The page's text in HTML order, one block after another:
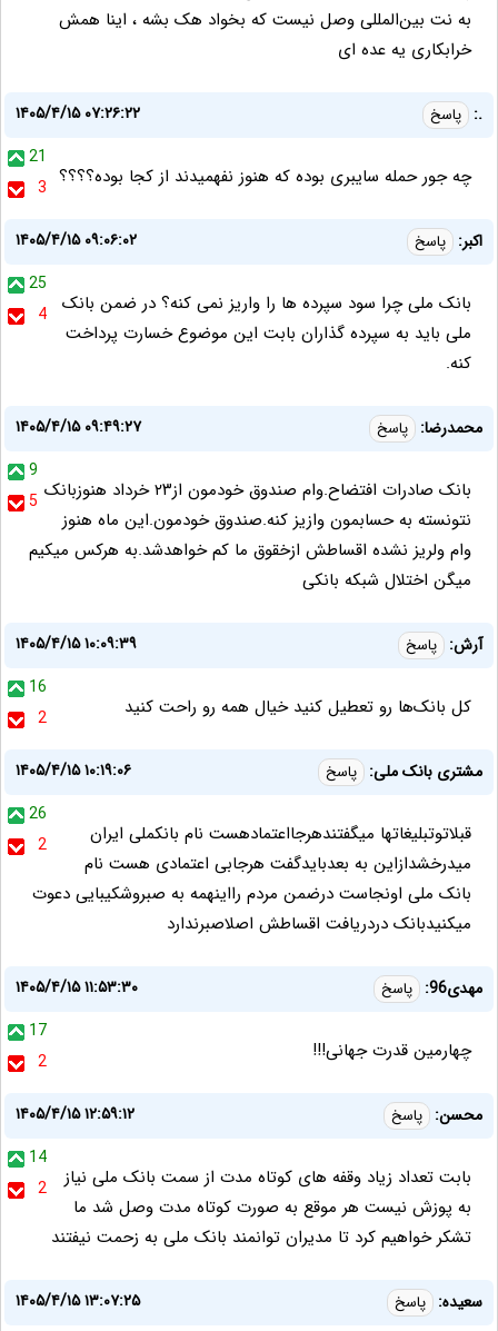
به نت بین‌المللی وصل نیست که بخواد هک بشه ، اینا همش
خرابکاری یه عده ای
.: پاسخ
۱۴۰۵/۴/۱۵ ۰۷:۲۶:۲۲
21
3 چه جور حمله سایبری بوده که هنوز نفهمیدند از کجا بوده؟؟؟؟
اکبر: پاسخ
۱۴۰۵/۴/۱۵ ۰۹:۰۶:۰۲
25
4
بانک ملی چرا سود سپرده ها را واریز نمی کنه؟ در ضمن بانک
ملی باید به سپرده گذاران بابت این موضوع خسارت پرداخت
کنه.
محمدرضا: پاسخ
۱۴۰۵/۴/۱۵ ۰۹:۴۹:۲۷
9
5 بانک صادرات افتضاح.وام صندوق خودمون از۲۳ خرداد هنوزبانک
نتونسته به حسابمون وازیز کنه.صندوق خودمون.این ماه هنوز
وام ولریز نشده اقساطش ازخقوق ما کم خواهدشد.به هرکس میکیم
میگن اختلال شبکه بانکی
آرش: پاسخ
۱۴۰۵/۴/۱۵ ۱۰:۰۹:۳۹
16
2
کل بانک‌ها رو تعطیل کنید خیال همه رو راحت کنید
مشتری بانک ملی: پاسخ
۱۴۰۵/۴/۱۵ ۱۰:۱۹:۰۶
26
2
قبلاتوتبلیغاتها میگفتندهرجااعتمادهست نام بانکملی ایران
میدرخشدازاین به بعدبایدگفت هرجابی اعتمادی هست نام
بانک ملی اونجاست درضمن مردم رااینهمه به صبروشکیبایی دعوت
میکنیدبانک دردریافت اقساطش اصلاصبرندارد
مهدی96: پاسخ
۱۴۰۵/۴/۱۵ ۱۱:۵۳:۳۰
17
2
چهارمین قدرت جهانی!!!
محسن: پاسخ
۱۴۰۵/۴/۱۵ ۱۲:۵۹:۱۲
14
2
بابت تعداد زیاد وقفه های کوتاه مدت از سمت بانک ملی نیاز
به پوزش نیست هر موقع به صورت کوتاه مدت وصل شد ما
تشکر خواهیم کرد تا مدیران توانمند بانک ملی به زحمت نیفتند
سعیده: پاسخ
۱۴۰۵/۴/۱۵ ۱۳:۰۷:۲۵